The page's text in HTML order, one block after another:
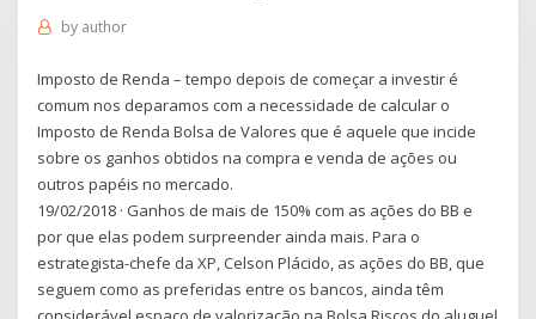
by author
Imposto de Renda – tempo depois de começar a investir é
comum nos deparamos com a necessidade de calcular o
Imposto de Renda Bolsa de Valores que é aquele que incide
sobre os ganhos obtidos na compra e venda de ações ou
outros papéis no mercado.
19/02/2018 · Ganhos de mais de 150% com as ações do BB e
por que elas podem surpreender ainda mais. Para o
estrategista-chefe da XP, Celson Plácido, as ações do BB, que
seguem como as preferidas entre os bancos, ainda têm